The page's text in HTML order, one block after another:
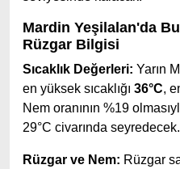
Mardin Yeşilalan'da
Rüzgar Bilgisi
Sıcaklık Değerleri: Yarın
en yüksek sıcaklığı 36°C,
Nem oranının %19
29°C civarında seyredecek.
Rüzgar ve Nem: Rüzgar